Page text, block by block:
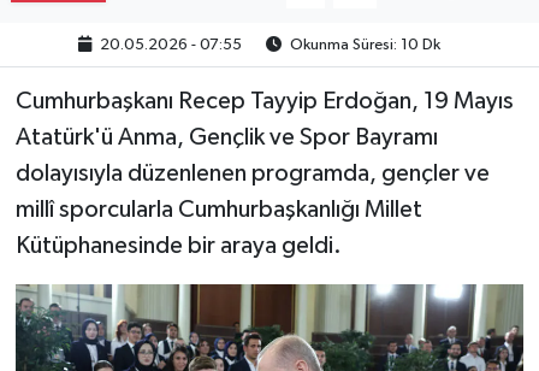
20.05.2026 - 07:55 Okunma Süresi: 10 Dk
Cumhurbaşkanı Recep Tayyip Erdoğan, 19 Mayıs
Atatürk'ü Anma, Gençlik ve Spor Bayramı
dolayısıyla düzenlenen programda, gençler ve
millî sporcularla Cumhurbaşkanlığı Millet
Kütüphanesinde bir araya geldi.